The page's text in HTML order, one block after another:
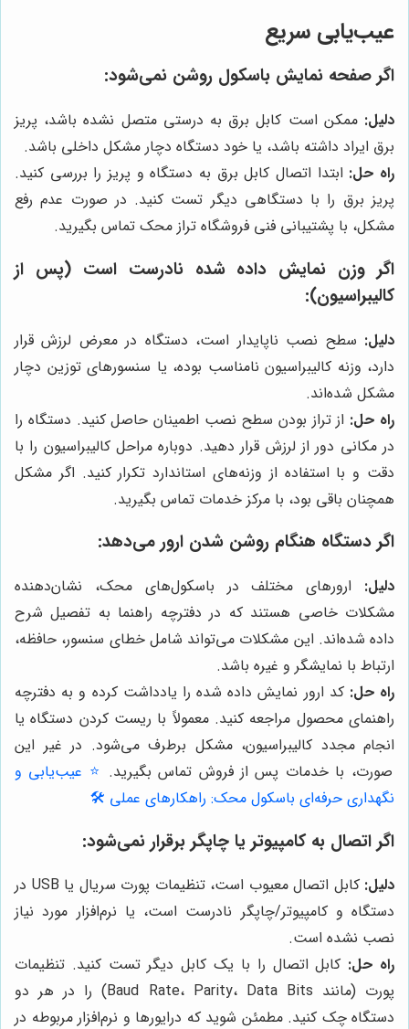
عیب‌یابی سریع
اگر صفحه نمایش باسکول روشن نمی‌شود:
دلیل: ممکن است کابل برق به درستی متصل نشده باشد، پریز
برق ایراد داشته باشد، یا خود دستگاه دچار مشکل داخلی باشد.
راه حل: ابتدا اتصال کابل برق به دستگاه و پریز را بررسی کنید.
پریز برق را با دستگاهی دیگر تست کنید. در صورت عدم رفع
مشکل، با پشتیبانی فنی فروشگاه تراز محک تماس بگیرید.
اگر وزن نمایش داده شده نادرست است (پس از
کالیبراسیون):
دلیل: سطح نصب ناپایدار است، دستگاه در معرض لرزش قرار
دارد، وزنه کالیبراسیون نامناسب بوده، یا سنسورهای توزین دچار
مشکل شده‌اند.
راه حل: از تراز بودن سطح نصب اطمینان حاصل کنید. دستگاه را
در مکانی دور از لرزش قرار دهید. دوباره مراحل کالیبراسیون را با
دقت و با استفاده از وزنه‌های استاندارد تکرار کنید. اگر مشکل
همچنان باقی بود، با مرکز خدمات تماس بگیرید.
اگر دستگاه هنگام روشن شدن ارور می‌دهد:
دلیل: ارورهای مختلف در باسکول‌های محک، نشان‌دهنده
مشکلات خاصی هستند که در دفترچه راهنما به تفصیل شرح
داده شده‌اند. این مشکلات می‌تواند شامل خطای سنسور، حافظه،
ارتباط با نمایشگر و غیره باشد.
راه حل: کد ارور نمایش داده شده را یادداشت کرده و به دفترچه
راهنمای محصول مراجعه کنید. معمولاً با ریست کردن دستگاه یا
انجام مجدد کالیبراسیون، مشکل برطرف می‌شود. در غیر این
صورت، با خدمات پس از فروش تماس بگیرید. ⭐️ عیب‌یابی و
نگهداری حرفه‌ای باسکول محک: راهکارهای عملی 🛠️
اگر اتصال به کامپیوتر یا چاپگر برقرار نمی‌شود:
دلیل:
کابل اتصال معیوب است، تنظیمات پورت سریال یا USB در
دستگاه و کامپیوتر/چاپگر نادرست است، یا نرم‌افزار مورد نیاز
نصب نشده است.
راه حل: کابل اتصال را با یک کابل دیگر تست کنید. تنظیمات
پورت (مانند Baud Rate، Parity، Data Bits) را در هر دو
دستگاه چک کنید. مطمئن شوید که درایورها و نرم‌افزار مربوطه در